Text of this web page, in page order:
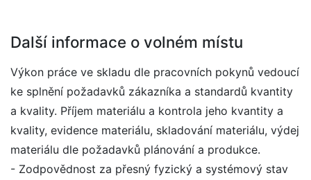
Další informace o volném místu
Výkon práce ve skladu dle pracovních pokynů vedoucí
ke splnění požadavků zákazníka a standardů kvantity
a kvality. Příjem materiálu a kontrola jeho kvantity a
kvality, evidence materiálu, skladování materiálu, výdej
materiálu dle požadavků plánování a produkce.
- Zodpovědnost za přesný fyzický a systémový stav